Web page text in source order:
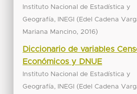
Instituto Nacional de Estadística y
Geografía, INEGI
( Edel Cadena
Mariana Mancino, 2016)
Diccionario de variables
Económicos y DNUE
Instituto Nacional de Estadística y
Geografía, INEGI
( Edel Cadena